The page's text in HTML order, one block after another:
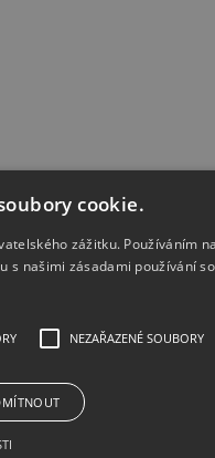
Regulation,
cookie.
zážitku. Používáním
s našimi zásadami používání
NEZAŘAZENÉ SOUBORY